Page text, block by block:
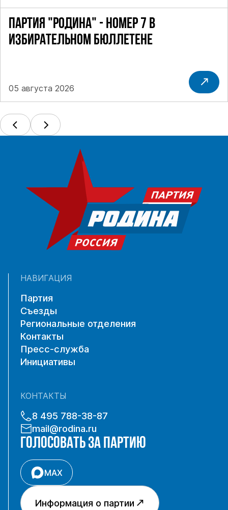
ПАРТИЯ "РОДИНА" - НОМЕР 7 В
ИЗБИРАТЕЛЬНОМ БЮЛЛЕТЕНЕ
05 августа 2026
НАВИГАЦИЯ
Партия
Съезды
Региональные отделения
Контакты
Пресс-служба
Инициативы
КОНТАКТЫ
8 495 788-38-87
mail@rodina.ru
ГОЛОСОВАТЬ ЗА ПАРТИЮ
MAX
Информация о партии